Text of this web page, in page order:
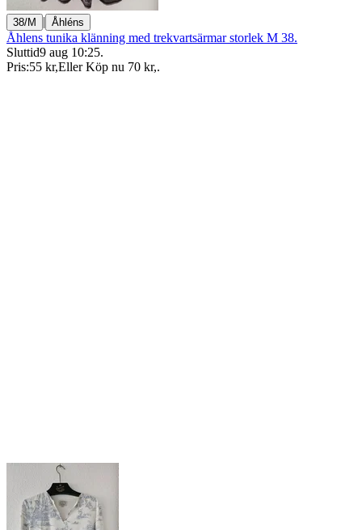
38/M | Åhléns
Åhlens tunika klänning med trekvartsärmar storlek M 38.
Sluttid9 aug 10:25.
Pris:55 kr,Eller Köp nu 70 kr,.